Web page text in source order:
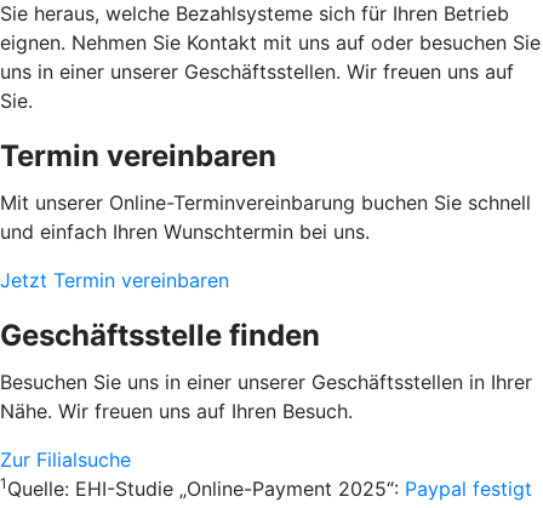
Sie heraus, welche Bezahlsysteme sich für Ihren Betrieb
eignen. Nehmen Sie Kontakt mit uns auf oder besuchen Sie
uns in einer unserer Geschäftsstellen. Wir freuen uns auf
Sie.
Termin vereinbaren
Mit unserer Online-Terminvereinbarung buchen Sie schnell
und einfach Ihren Wunschtermin bei uns.
Jetzt Termin vereinbaren
Geschäftsstelle finden
Besuchen Sie uns in einer unserer Geschäftsstellen in Ihrer
Nähe. Wir freuen uns auf Ihren Besuch.
Zur Filialsuche
1 Quelle: EHI-Studie „Online-Payment 2025“: Paypal festigt